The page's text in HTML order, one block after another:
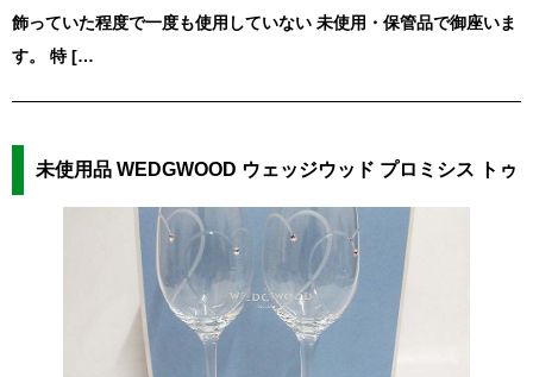
飾っていた程度で一度も使用していない 未使用・保管品で御座いま
す。 特 […
未使用品 WEDGWOOD ウェッジウッド プロミシス トゥ